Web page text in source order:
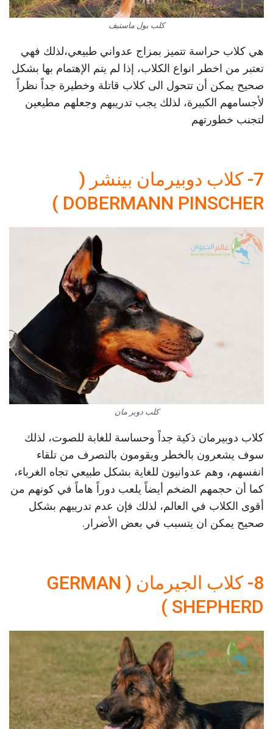
كلب بول ماستيف
هي كلاب حراسة تتميز بمزاج عدواني طبيعي،لذلك فهي
تعتبر من اخطر انواع الكلاب، إذا لم يتم الإهتمام بها بشكل
صحيح يمكن أن تتحول الى كلاب قاتلة وخطيرة جداً نظراً
لأجسامهم الكبيرة، لذلك يجب تدريبهم وجعلهم مطيعين
لتجنب خطورتهم
7- كلاب دوبيرمان بينشر (
DOBERMANN PINSCHER )
كلب دوبر مان
كلاب دوبيرمان ذكية جداً وحساسة للغابة للصوت، لذلك
سوف يشعرون بالخطر ويقومون بالتصرف من تلقاء
انفسهم، وهم عدوانيون للغاية بشكل طبيعي تجاه الغرباء،
كما أن حجمهم الضخم أيضاً يلعب دوراً هاماً في كونهم من
أقوى الكلاب في العالم، لذلك فإن عدم تدريبهم بشكل
صحيح يمكن ان يتسبب في بعض الأضرار.
8- كلاب الجيرمان ( GERMAN
SHEPHERD )